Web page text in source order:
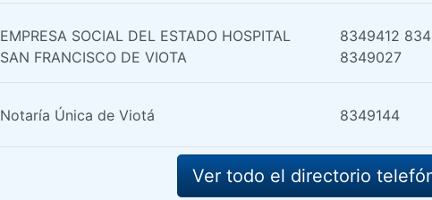
EMPRESA SOCIAL DEL ESTADO HOSPITAL
SAN FRANCISCO DE VIOTA
8349412
8349027
Notaría Única de Viotá 8349144
Ver todo el directorio